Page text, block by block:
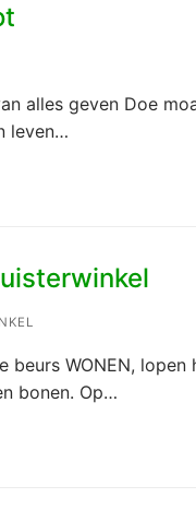
alles geven Doe
leven…
WONEN, lopen
bonen. Op…